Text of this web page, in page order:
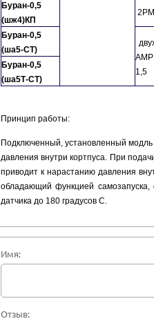
Буран-0,5
(шж4)КП
Буран-0,5
(ша5-СТ)
1,5
Буран-0,5
(ша5Т-СТ)
Принцип работы:
Подключенный, установленный
давления внутри кортпуса. При
приводит к нарастанию давления
обладающий функцией
датчика до 180 градусов С.
Имя:
Отзыв: